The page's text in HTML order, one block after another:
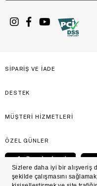
SİPARİŞ VE İADE
DESTEK
MÜŞTERİ HİZMETLERİ
ÖZEL GÜNLER